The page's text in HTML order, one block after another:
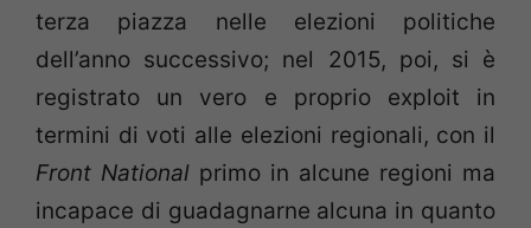
terza piazza nelle elezioni politiche
dell’anno successivo; nel 2015, poi, si è
registrato un vero e proprio exploit in
termini di voti alle elezioni regionali, con il
Front National primo in alcune regioni ma
incapace di guadagnarne alcuna in quanto